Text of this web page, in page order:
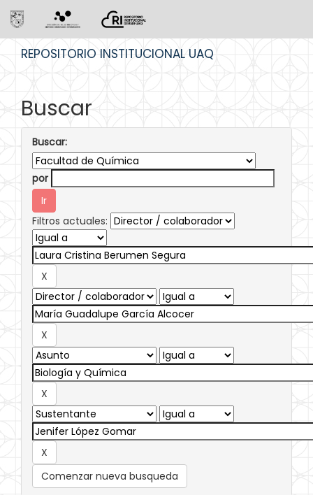
REPOSITORIO INSTITUCIONAL UAQ
Buscar
Buscar:
por
Filtros actuales:
Comenzar nueva busqueda